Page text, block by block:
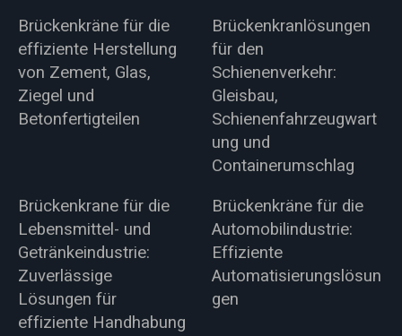
Brückenkräne für die
effiziente Herstellung
von Zement, Glas,
Ziegel und
Betonfertigteilen
Brückenkranlösungen
für den
Schienenverkehr:
Gleisbau,
Schienenfahrzeugwart
ung und
Containerumschlag
Brückenkrane für die
Lebensmittel- und
Getränkeindustrie:
Zuverlässige
Lösungen für
effiziente Handhabung
Brückenkräne für die
Automobilindustrie:
Effiziente
Automatisierungslösun
gen